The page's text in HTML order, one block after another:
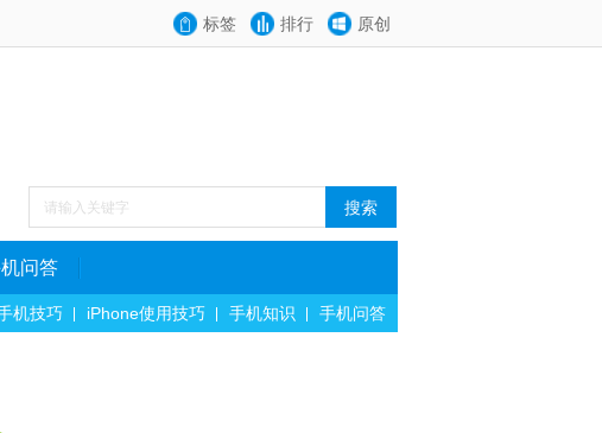
标签 排行 原创
问答
机技巧 iPhone使用技巧 手机知识 手机问答